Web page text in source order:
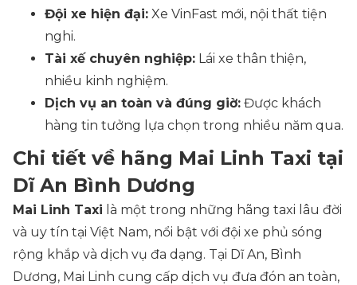
Đội xe hiện đại: Xe VinFast mới, nội thất tiện
nghi.
Tài xế chuyên nghiệp: Lái xe thân thiện,
nhiều kinh nghiệm.
Dịch vụ an toàn và đúng giờ: Được khách
hàng tin tưởng lựa chọn trong nhiều năm qua.
Chi tiết về hãng Mai Linh Taxi tại
Dĩ An Bình Dương
Mai Linh Taxi là một trong những hãng taxi lâu đời
và uy tín tại Việt Nam, nổi bật với đội xe phủ sóng
rộng khắp và dịch vụ đa dạng. Tại Dĩ An, Bình
Dương, Mai Linh cung cấp dịch vụ đưa đón an toàn,